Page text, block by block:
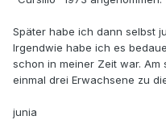
Später habe ich dann selbst
Irgendwie habe ich es
schon in meiner Zeit war.
einmal drei Erwachsene zu
junia